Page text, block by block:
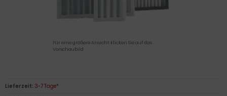
Für eine größere Ansicht klicken Sie auf das
Vorschaubild
Lieferzeit: 3-7 Tage*